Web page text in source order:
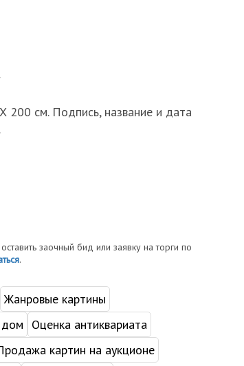
200 см. Подпись, название и дата
заочный бид или заявку на торги по
.
Жанровые картины
дом
Оценка антиквариата
картин на аукционе